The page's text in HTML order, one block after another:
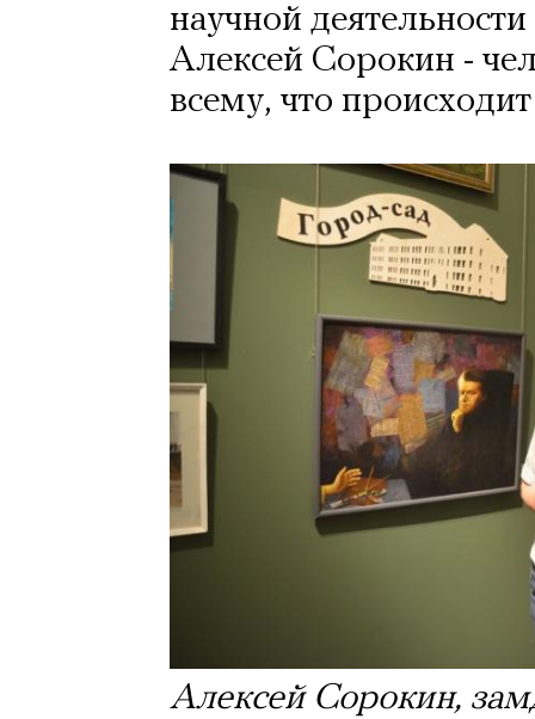
научной
Алексей Сорокин -
всему, что
Алексей Сорокин,